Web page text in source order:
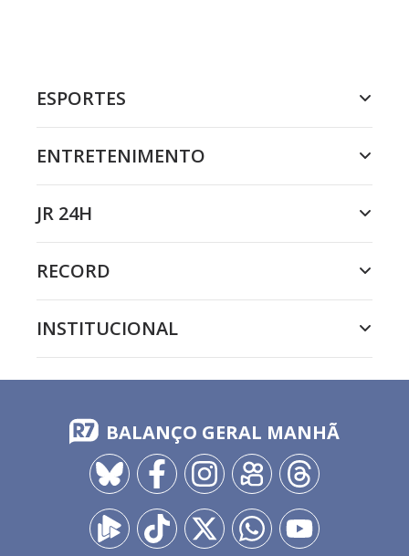
ESPORTES
ENTRETENIMENTO
JR 24H
RECORD
INSTITUCIONAL
BALANÇO GERAL MANHÃ